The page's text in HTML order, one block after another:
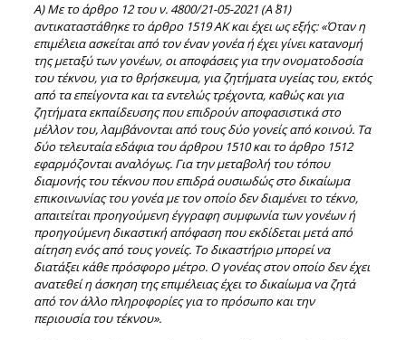
Α) Με το άρθρο 12 του ν. 4800/21-05-2021 (Α΄ 81)
αντικαταστάθηκε το άρθρο 1519 ΑΚ καιέχει ως εξής: «Όταν η
επιμέλεια ασκείται από τον έναν γονέα ή έχει γίνει κατανομή
της μεταξύτων γονέων, οι αποφάσεις για την ονοματοδοσία
του τέκνου, για το θρήσκευμα, για ζητήματαυγείας του, εκτός
από τα επείγοντα και τα εντελώς τρέχοντα, καθώς και για
ζητήματαεκπαίδευσης που επιδρούν αποφασιστικά στο
μέλλον του, λαμβάνονται από τους δύο γονείςαπό κοινού. Τα
δύο τελευταία εδάφια του άρθρου 1510 και το άρθρο 1512
εφαρμόζονταιαναλόγως. Για την μεταβολή του τόπου
διαμονής του τέκνου που επιδρά ουσιωδώς στοδικαίωμα
επικοινωνίας του γονέα με τον οποίο δεν διαμένει το τέκνο,
απαιτείταιπροηγούμενη έγγραφη συμφωνία των γονέων ή
προηγούμενη δικαστική απόφαση πουεκδίδεται μετά από
αίτηση ενός από τους γονείς. Το δικαστήριο μπορεί να
διατάξει κάθεπρόσφορο μέτρο. Ο γονέας στον οποίο δεν έχει
ανατεθεί η άσκηση της επιμέλειας έχει το δικαίωμα να ζητά
από τον άλλο πληροφορίες για το πρόσωπο και την
περιουσία του τέκνου».